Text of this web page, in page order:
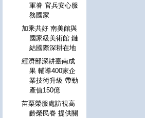
軍眷 官兵安心服
務國家
加乘共好 南美館與
國家級美術館 鏈
結國際深耕在地
經濟部深耕臺南成
果 輔導400家企
業技術升級 帶動
產值150億
苗栗榮服處訪視高
齡榮民眷 提供關